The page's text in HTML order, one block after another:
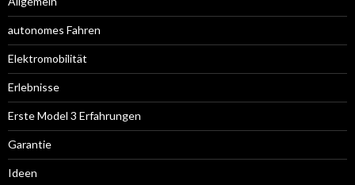
autonomes Fahren
Elektromobilität
Erlebnisse
Erste Model 3 Erfahrungen
Garantie
Ideen